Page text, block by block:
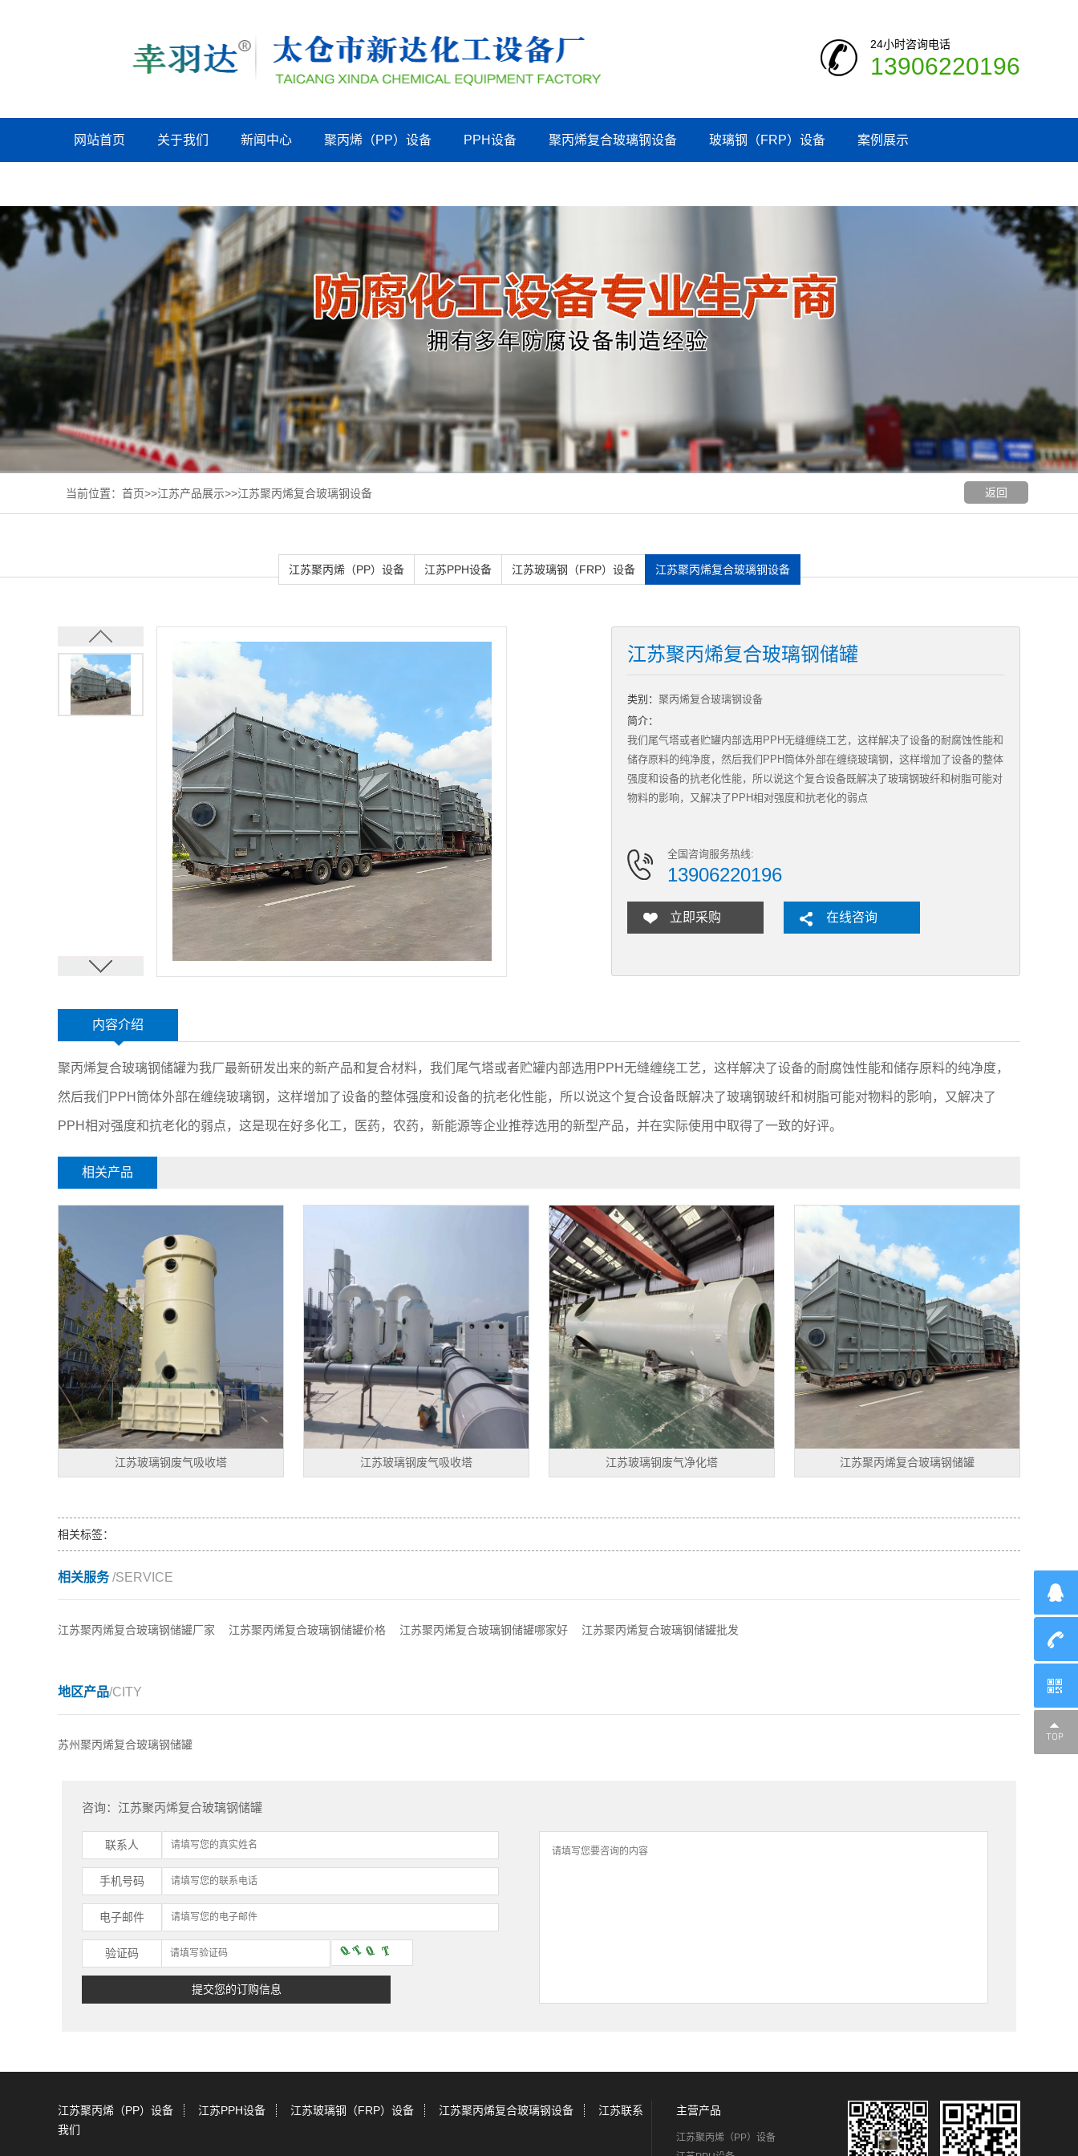
24小时咨询电话
13906220196
网站首页 关于我们 新闻中心 聚丙烯（PP）设备 PPH设备 聚丙烯复合玻璃钢设备 玻璃钢（FRP）设备 案例展示
返回
当前位置： 首页>>江苏产品展示>>江苏聚丙烯复合玻璃钢设备
江苏聚丙烯（PP）设备 江苏PPH设备 江苏玻璃钢（FRP）设备 江苏聚丙烯复合玻璃钢设备
江苏聚丙烯复合玻璃钢储罐
类别： 聚丙烯复合玻璃钢设备
简介：
我们尾气塔或者贮罐内部选用PPH无缝缠绕工艺，这样解决了设备的耐腐蚀性能和
储存原料的纯净度，然后我们PPH筒体外部在缠绕玻璃钢，这样增加了设备的整体
强度和设备的抗老化性能，所以说这个复合设备既解决了玻璃钢玻纤和树脂可能对
物料的影响，又解决了PPH相对强度和抗老化的弱点
全国咨询服务热线:
13906220196
立即采购 在线咨询
内容介绍
聚丙烯复合玻璃钢储罐为我厂最新研发出来的新产品和复合材料，我们尾气塔或者贮罐内部选用PPH无缝缠绕工艺，这样解决了设备的耐腐蚀性能和储存原料的纯净度，
然后我们PPH筒体外部在缠绕玻璃钢，这样增加了设备的整体强度和设备的抗老化性能，所以说这个复合设备既解决了玻璃钢玻纤和树脂可能对物料的影响，又解决了
PPH相对强度和抗老化的弱点，这是现在好多化工，医药，农药，新能源等企业推荐选用的新型产品，并在实际使用中取得了一致的好评。
相关产品
江苏玻璃钢废气吸收塔 江苏玻璃钢废气吸收塔 江苏玻璃钢废气净化塔 江苏聚丙烯复合玻璃钢储罐
相关标签：
相关服务/SERVICE
江苏聚丙烯复合玻璃钢储罐厂家 江苏聚丙烯复合玻璃钢储罐价格 江苏聚丙烯复合玻璃钢储罐哪家好 江苏聚丙烯复合玻璃钢储罐批发
地区产品/CITY
苏州聚丙烯复合玻璃钢储罐
咨询：江苏聚丙烯复合玻璃钢储罐
联系人
手机号码
电子邮件
验证码
江苏聚丙烯（PP）设备 江苏PPH设备 江苏玻璃钢（FRP）设备 江苏聚丙烯复合玻璃钢设备
江苏联系
我们
主营产品
江苏聚丙烯（PP）设备